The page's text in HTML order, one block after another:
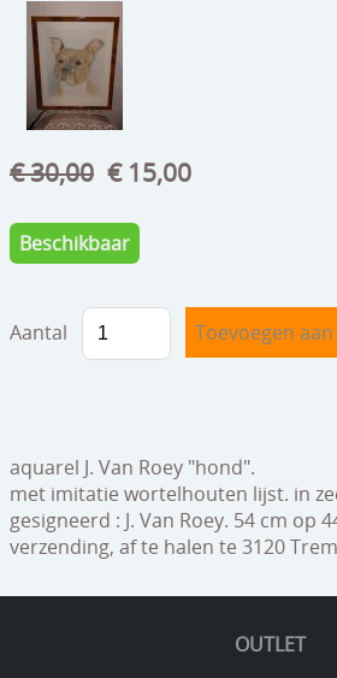
lamp/luchter
speelgoed
zilverwerk
klokken
tapijten
boeken
geschenkcheques
OUTLET
€ 30,00 € 15,00
Beschikbaar
Aantal
aquarel J. Van Roey "hond".
met imitatie wortelhouten lijst. in
gesigneerd : J. Van Roey. 54 cm op
verzending, af te halen te 3120